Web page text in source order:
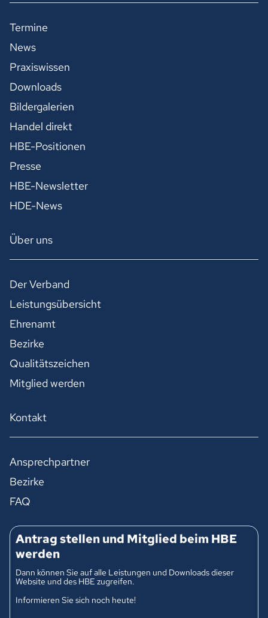
Termine
News
Praxiswissen
Downloads
Bildergalerien
Handel direkt
HBE-Positionen
Presse
HBE-Newsletter
HDE-News
Über uns
Der Verband
Leistungsübersicht
Ehrenamt
Bezirke
Qualitätszeichen
Mitglied werden
Kontakt
Ansprechpartner
Bezirke
FAQ
Antrag stellen und Mitglied beim HBE
werden
Dann können Sie auf alle Leistungen und Downloads dieser
Website und des HBE zugreifen.
Informieren Sie sich noch heute!